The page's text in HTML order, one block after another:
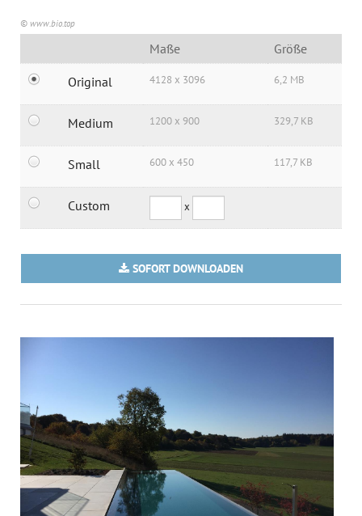
© www.bio.top
Maße Größe
Original 4128 x 3096 6,2 MB
Medium 1200 x 900 329,7 KB
Small 600 x 450 117,7 KB
Custom x
SOFORT DOWNLOADEN